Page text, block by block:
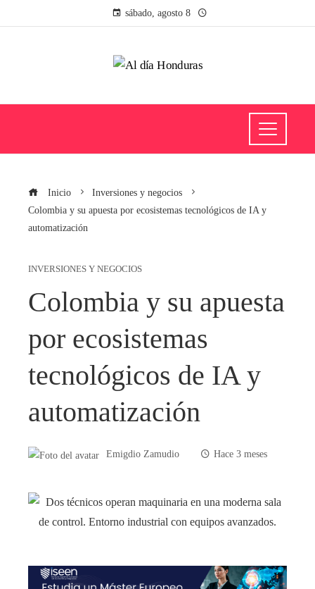
sábado, agosto 8
Inicio
Inversiones y negocios
Colombia y su apuesta por ecosistemas tecnológicos de IA y
automatización
INVERSIONES Y NEGOCIOS
Colombia y su apuesta
por ecosistemas
tecnológicos de IA y
automatización
Emigdio Zamudio Hace 3 meses